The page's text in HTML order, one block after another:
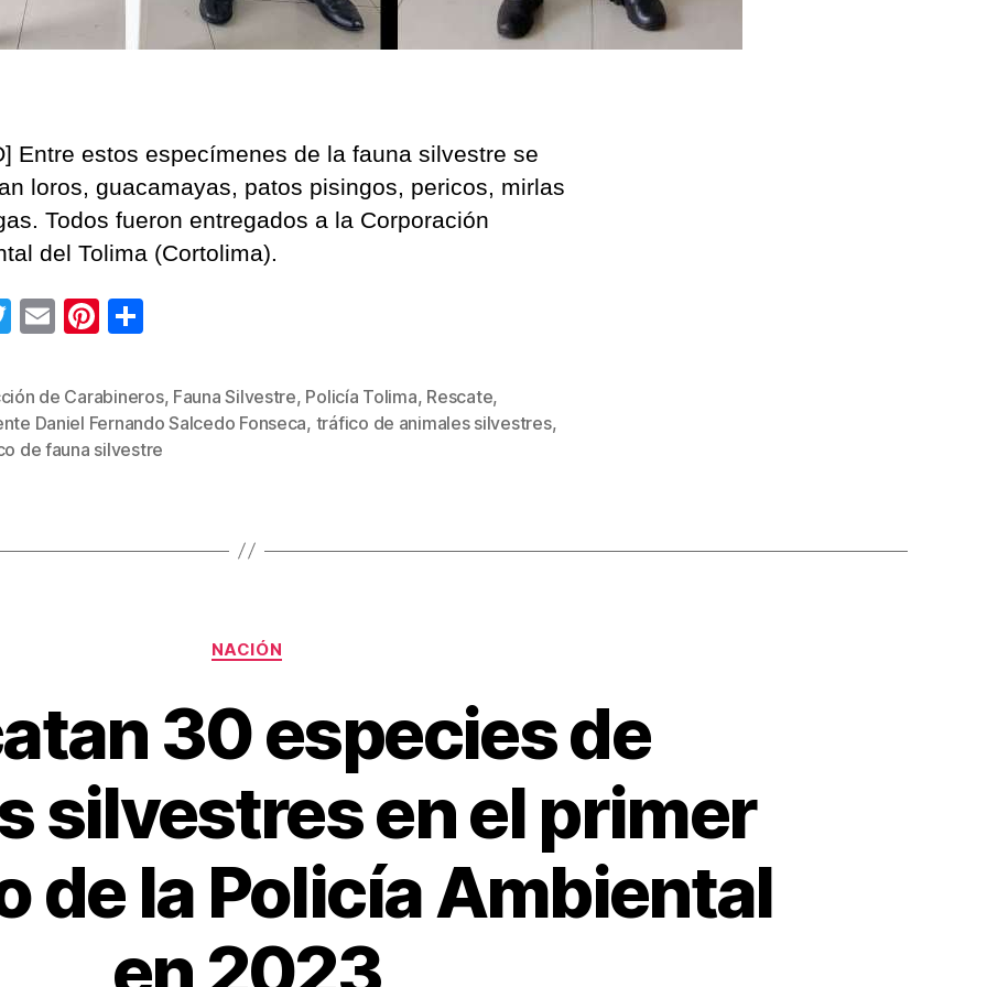
Entre estos especímenes de la fauna silvestre se
loros, guacamayas, patos pisingos, pericos, mirlas
Todos fueron entregados a la Corporación
del Tolima (Cortolima).
T
tt
er
E
ail
Pi
er
e
st
m
p
ar
de Carabineros, Fauna Silvestre, Policía Tolima, Rescate,
Daniel Fernando Salcedo Fonseca, tráfico de animales silvestres,
de fauna silvestre
Categorías
NACIÓN
30 especies de
silvestres en el primer
de la Policía Ambiental